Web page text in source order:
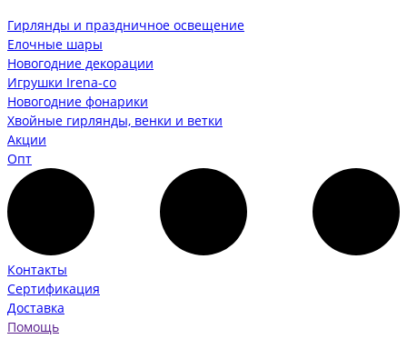
Гирлянды и праздничное освещение
Елочные шары
Новогодние декорации
Игрушки Irena-co
Новогодние фонарики
Хвойные гирлянды, венки и ветки
Акции
Опт
Контакты
Сертификация
Доставка
Помощь